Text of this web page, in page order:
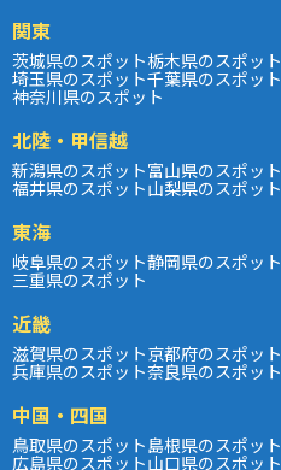
関東
茨城県のスポット栃木県のスポット
埼玉県のスポット千葉県のスポット
神奈川県のスポット
北陸・甲信越
新潟県のスポット富山県のスポット
福井県のスポット山梨県のスポット
東海
岐阜県のスポット静岡県のスポット
三重県のスポット
近畿
滋賀県のスポット京都府のスポット
兵庫県のスポット奈良県のスポット
中国・四国
鳥取県のスポット島根県のスポット
広島県のスポット山口県のスポット